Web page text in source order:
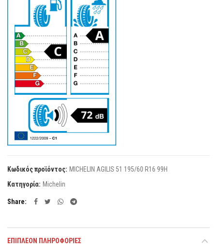
Κωδικός προϊόντος: MICHELIN AGILIS 51 195/60 R16 99H
Κατηγορία: Michelin
Share
ΕΠΙΠΛΈΟΝ ΠΛΗΡΟΦΟΡΊΕΣ